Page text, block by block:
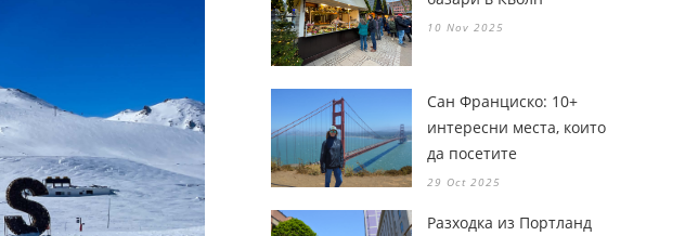
10 Nov 2025
Сан Франциско: 10+
интересни места, които
да посетите
29 Oct 2025
Разходка из Портланд